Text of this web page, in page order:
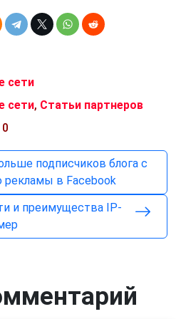
сети
сети, Статьи партнеров
подписчиков блога с
в Facebook
и преимущества IP-